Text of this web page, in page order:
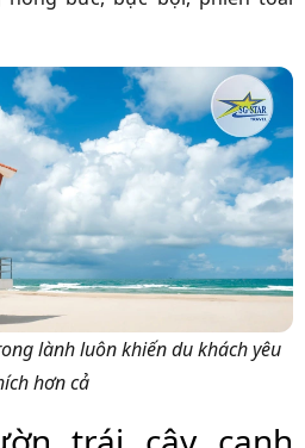
lành luôn khiến du khách yêu
hơn cả